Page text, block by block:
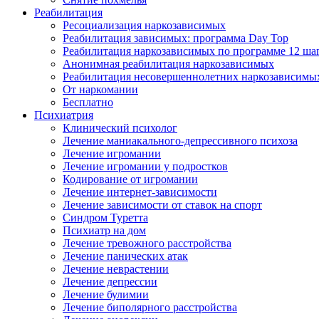
Реабилитация
Ресоциализация наркозависимых
Реабилитация зависимых: программа Day Top
Реабилитация наркозависимых по программе 12
Анонимная реабилитация наркозависимых
Реабилитация несовершеннолетних
От наркомании
Бесплатно
Психиатрия
Клинический психолог
Лечение маниакального-депрессивного психоза
Лечение игромании
Лечение игромании у подростков
Кодирование от игромании
Лечение интернет-зависимости
Лечение зависимости от ставок на спорт
Синдром Туретта
Психиатр на дом
Лечение тревожного расстройства
Лечение панических атак
Лечение неврастении
Лечение депрессии
Лечение булимии
Лечение биполярного расстройства